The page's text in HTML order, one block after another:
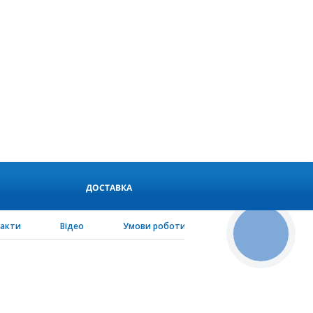
ДОСТАВКА
Відео Умови роботи PEN-configurator